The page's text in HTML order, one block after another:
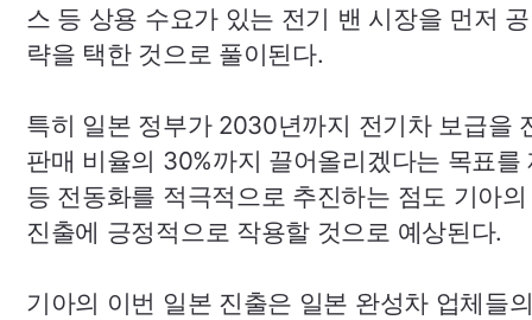
스 등 상용 수요가 있는 전기 밴 시장을 먼저
략을 택한 것으로 풀이된다.
특히 일본 정부가 2030년까지 전기차 보급을
판매 비율의 30%까지 끌어올리겠다는 목표를
등 전동화를 적극적으로 추진하는 점도 기아
진출에 긍정적으로 작용할 것으로 예상된다.
기아의 이번 일본 진출은 일본 완성차 업체들